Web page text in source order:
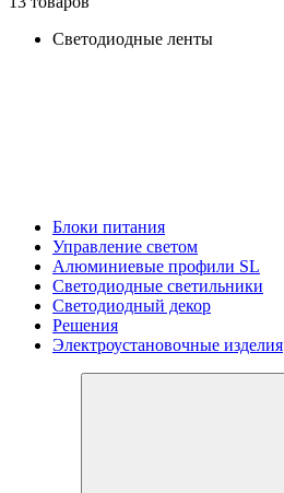
Светодиодные ленты
Блоки питания
Управление светом
Алюминиевые профили SL
Светодиодные светильники
Светодиодный декор
Решения
Электроустановочные изделия